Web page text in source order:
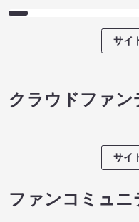
サイ
クラウドファン
サイ
ファンコミュニ